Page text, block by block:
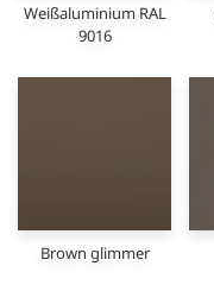
Weißaluminium RAL
9016
Brown glimmer